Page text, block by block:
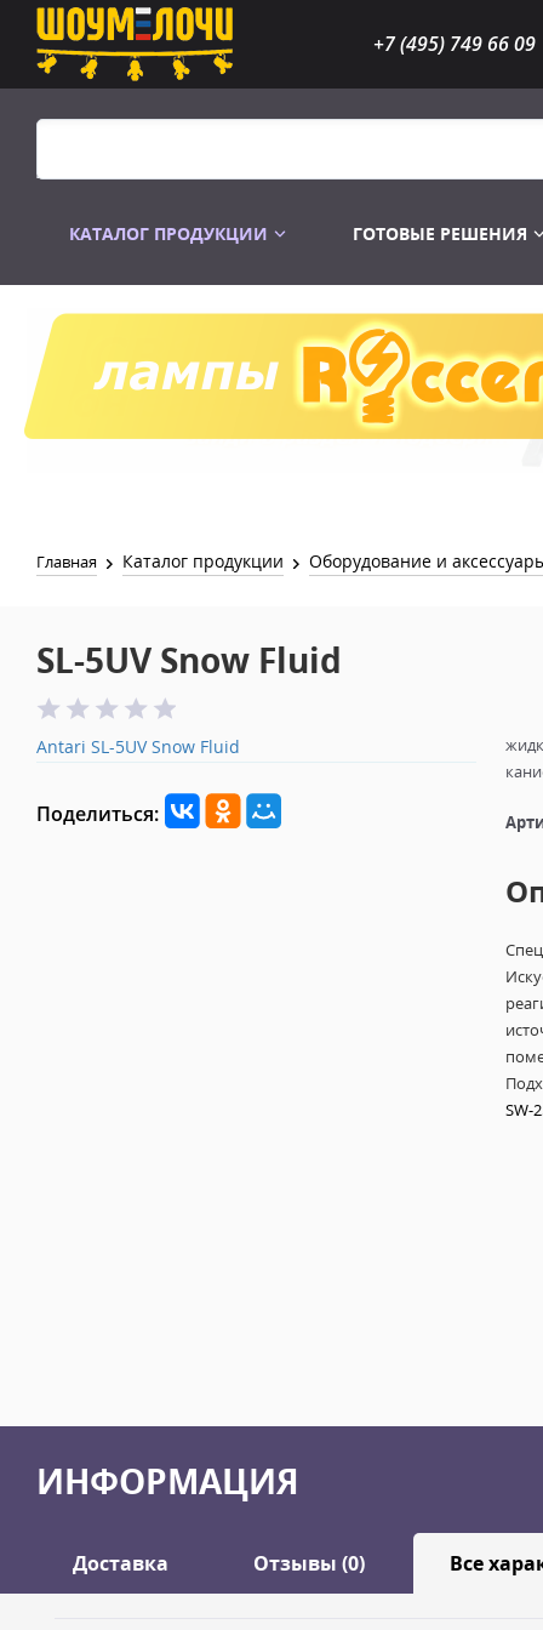
+7 (495) 749 66 09
КАТАЛОГ ПРОДУКЦИИ
Распродажа Лампы
ГОТОВЫЕ РЕШЕНИЯ
Главная Каталог продукции Оборудование и
SL-5UV Snow Fluid
Antari SL-5UV Snow Fluid
Поделиться:
SW-
ИНФОРМАЦИЯ
Доставка Отзывы (0) Все